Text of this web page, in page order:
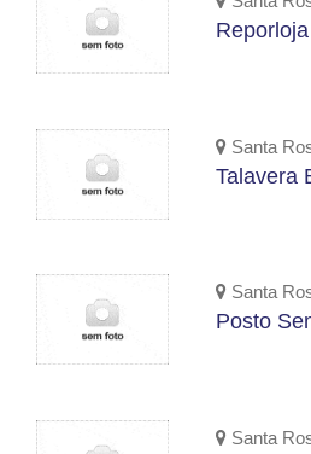
Reporloja
Santa
Talavera
Santa
Posto
Santa